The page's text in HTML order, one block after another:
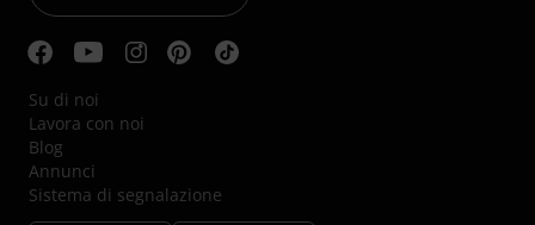
Su di noi
Lavora con noi
Blog
Annunci
Sistema di segnalazione